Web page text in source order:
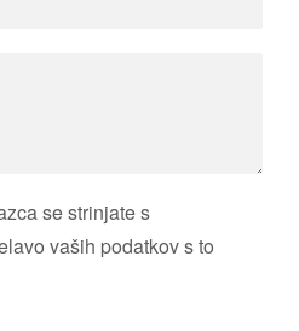
se strinjate s
vaših podatkov s to